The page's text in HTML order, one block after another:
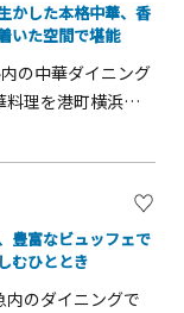
かした本格中華、香
いた空間で堪能
の中華ダイニング
料理を港町横浜の
観光客やビジネス
でなく見た目も華
カップル旅行の
豊富なビュッフェで
むひととき
のダイニングで